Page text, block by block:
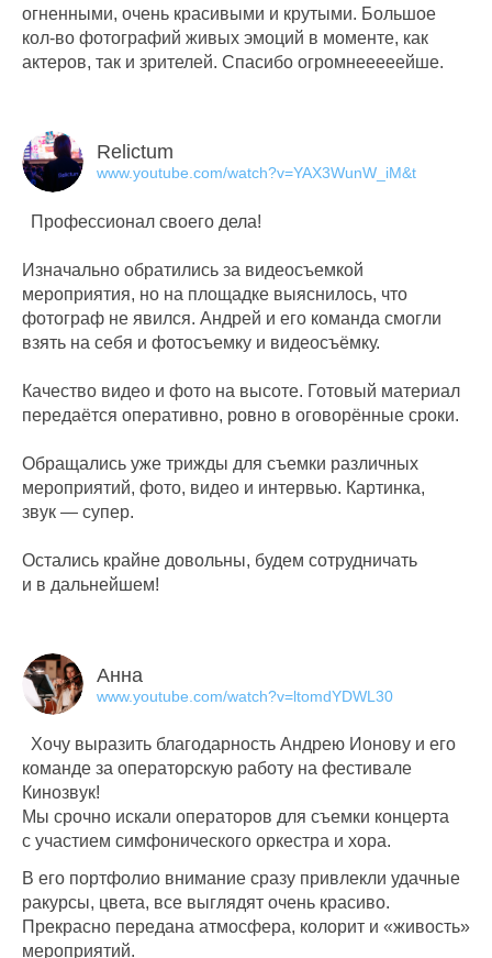
огненными, очень красивыми и крутыми. Большое
кол-во фотографий живых эмоций в моменте, как
актеров, так и зрителей. Спасибо огромнееееейше.
Relictum
www.youtube.com/watch?v=YAX3WunW_iM&t
Профессионал своего дела!
Изначально обратились за видеосъемкой
мероприятия, но на площадке выяснилось, что
фотограф не явился. Андрей и его команда смогли
взять на себя и фотосъемку и видеосъёмку.
Качество видео и фото на высоте. Готовый материал
передаётся оперативно, ровно в оговорённые сроки.
Обращались уже трижды для съемки различных
мероприятий, фото, видео и интервью. Картинка,
звук — супер.
Остались крайне довольны, будем сотрудничать
и в дальнейшем!
Анна
www.youtube.com/watch?v=ltomdYDWL30
Хочу выразить благодарность Андрею Ионову и его
команде за операторскую работу на фестивале
Кинозвук!
Мы срочно искали операторов для съемки концерта
с участием симфонического оркестра и хора.
В его портфолио внимание сразу привлекли удачные
ракурсы, цвета, все выглядят очень красиво.
Прекрасно передана атмосфера, колорит и «живость»
мероприятий.